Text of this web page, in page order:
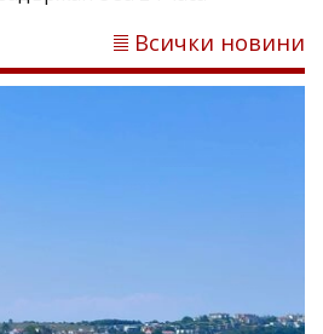
Всички новини